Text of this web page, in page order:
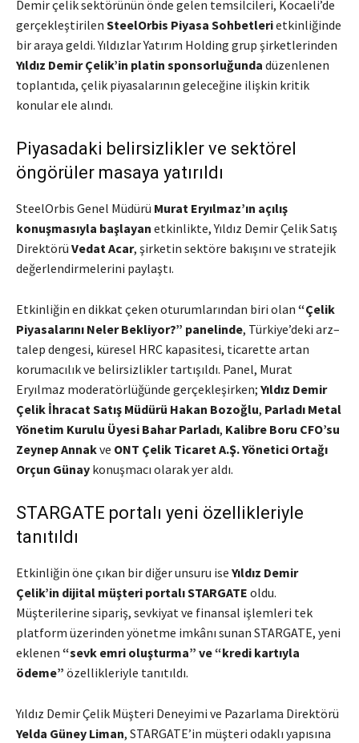
Demir çelik sektörünün önde gelen temsilcileri, Kocaeli’de
gerçekleştirilen SteelOrbis Piyasa Sohbetlerietkinliğinde
bir araya geldi. Yıldızlar Yatırım Holding grup şirketlerinden
Yıldız Demir Çelik’in platin sponsorluğunda düzenlenen
toplantıda, çelik piyasalarının geleceğine ilişkin kritik
konular ele alındı.
Piyasadaki belirsizlikler ve sektörel
öngörüler masaya yatırıldı
SteelOrbis Genel Müdürü Murat Eryılmaz’ın açılış
konuşmasıyla başlayan etkinlikte, Yıldız Demir Çelik Satış
Direktörü Vedat Acar, şirketin sektöre bakışını ve stratejik
değerlendirmelerini paylaştı.
Etkinliğin en dikkat çeken oturumlarından biri olan “Çelik
Piyasalarını Neler Bekliyor?” panelinde, Türkiye’deki arz–
talep dengesi, küresel HRC kapasitesi, ticarette artan
korumacılık ve belirsizlikler tartışıldı. Panel, Murat
Eryılmaz moderatörlüğünde gerçekleşirken; Yıldız Demir
Çelik İhracat Satış Müdürü Hakan Bozoğlu, Parladı Metal
Yönetim Kurulu Üyesi Bahar Parladı, Kalibre Boru CFO’su
Zeynep Annakve ONT Çelik Ticaret A.Ş. Yönetici Ortağı
Orçun Günay konuşmacı olarak yer aldı.
STARGATE portalı yeni özellikleriyle
tanıtıldı
Etkinliğin öne çıkan bir diğer unsuru ise Yıldız Demir
Çelik’in dijital müşteri portalı STARGATE oldu.
Müşterilerine sipariş, sevkiyat ve finansal işlemleri tek
platform üzerinden yönetme imkânı sunan STARGATE, yeni
eklenen “sevk emri oluşturma” ve “kredi kartıyla
ödeme” özellikleriyle tanıtıldı.
Yıldız Demir Çelik Müşteri Deneyimi ve Pazarlama Direktörü
Yelda Güney Liman, STARGATE’in müşteri odaklı yapısına